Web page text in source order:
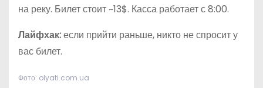
на реку. Билет стоит ~13$. Касса работает с 8:00.
Лайфхак:если прийти раньше, никто не спросит у
вас билет.
Фото: olyati.com.ua